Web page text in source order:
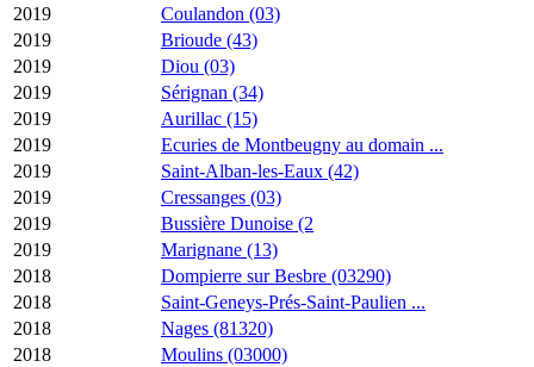
2019
Coulandon (03)
2019
Brioude (43)
2019
Diou (03)
2019
Sérignan (34)
2019
Aurillac (15)
2019
Ecuries de Montbeugny au domain ...
2019
Saint-Alban-les-Eaux (42)
2019
Cressanges (03)
2019
Bussière Dunoise (2
2019
Marignane (13)
2018
Dompierre sur Besbre (03290)
2018
Saint-Geneys-Prés-Saint-Paulien ...
2018
Nages (81320)
2018
Moulins (03000)